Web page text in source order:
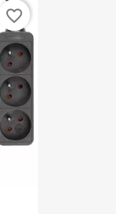
favorite_border